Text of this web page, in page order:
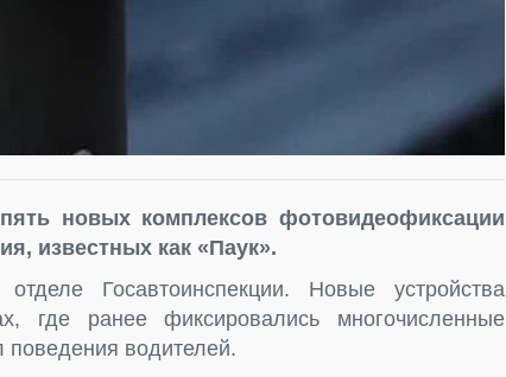
новых комплексов фотовидеофиксации
известных как «Паук».
Госавтоинспекции. Новые устройства
где ранее фиксировались многочисленные
поведения водителей.